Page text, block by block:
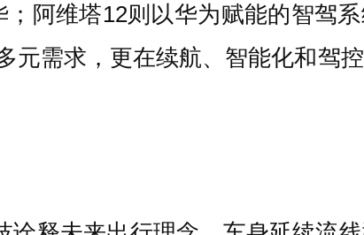
阿维塔12则以华为赋能的智驾
需求，更在续航、智能化和驾